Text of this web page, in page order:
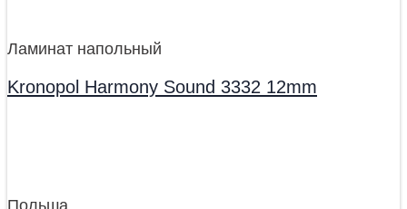
Ламинат напольный
Kronopol Harmony Sound 3332 12mm